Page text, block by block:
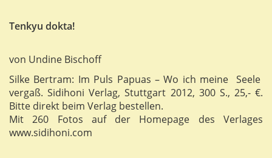
Tenkyu dokta!
von Undine Bischoff
Silke Bertram: Im Puls Papuas – Wo ich meine Seele
vergaß. Sidihoni Verlag, Stuttgart 2012, 300 S., 25,- €.
Bitte direkt beim Verlag bestellen.
Mit 260 Fotos auf der Homepage des Verlages
www.sidihoni.com